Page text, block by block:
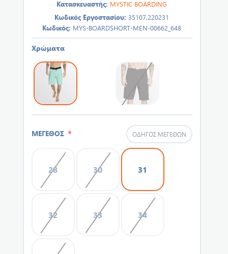
Κατασκευαστής: MYSTIC BOARDING
Κωδικός Εργοστασίου: 35107.220231
Κωδικός: MYS-BOARDSHORT-MEN-00662_648
Χρώματα
ΜΕΓΕΘΟΣ * ΟΔΗΓΌΣ ΜΕΓΕΘΏΝ
28 30 31
32 33 34